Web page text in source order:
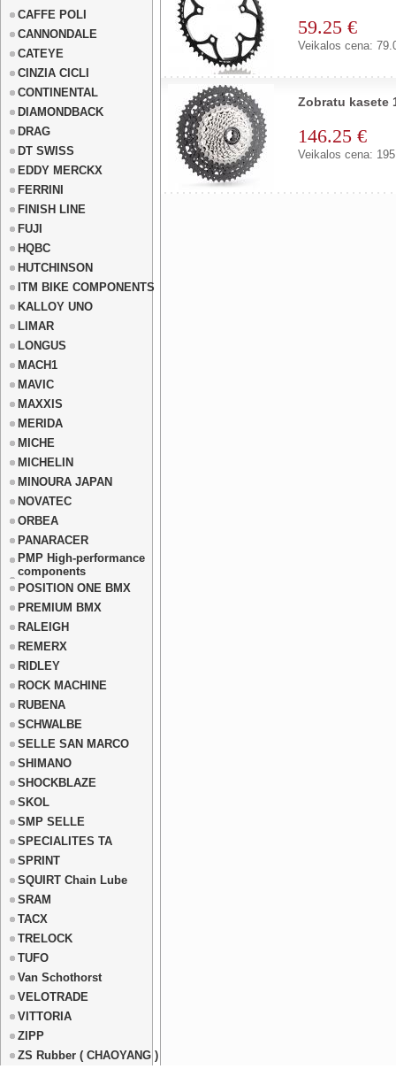
CAFFE POLI
CANNONDALE
CATEYE
CINZIA CICLI
CONTINENTAL
DIAMONDBACK
DRAG
DT SWISS
EDDY MERCKX
FERRINI
FINISH LINE
FUJI
HQBC
HUTCHINSON
ITM BIKE COMPONENTS
KALLOY UNO
LIMAR
LONGUS
MACH1
MAVIC
MAXXIS
MERIDA
MICHE
MICHELIN
MINOURA JAPAN
NOVATEC
ORBEA
PANARACER
PMP High-performance
components
POSITION ONE BMX
PREMIUM BMX
RALEIGH
REMERX
RIDLEY
ROCK MACHINE
RUBENA
SCHWALBE
SELLE SAN MARCO
SHIMANO
SHOCKBLAZE
SKOL
SMP SELLE
SPECIALITES TA
SPRINT
SQUIRT Chain Lube
SRAM
TACX
TRELOCK
TUFO
Van Schothorst
VELOTRADE
VITTORIA
ZIPP
ZS Rubber ( CHAOYANG )
59.25 €
Veikalos cena:
Zobratu kasete
146.25 €
Veikalos cena: